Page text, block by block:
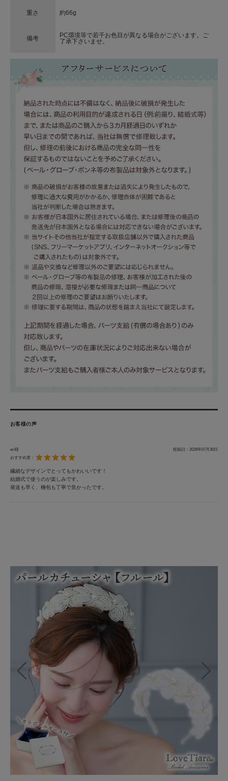
重さ 約66g
備考
PC環境等で若干お色目が異なる場合がございます。ご
了承下さいませ。
お客様の声
eri様 投稿日： 2026年07月30日
おすすめ度：
繊細なデザインでとってもかわいいです！
結婚式で使うのが楽しみです。
発送も早く、梱包も丁寧で良かったです。